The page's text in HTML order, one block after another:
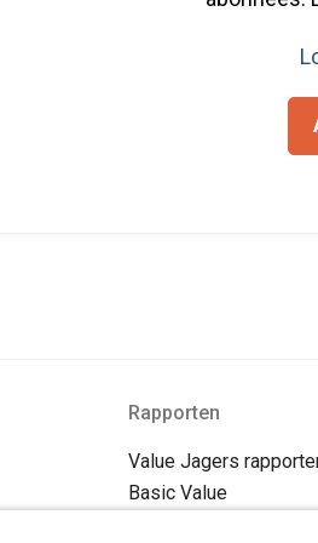
Rapporten
Value Jagers
Basic Value